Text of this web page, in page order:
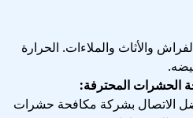
والأثاث والملاءات. الحرارة
الحشرات المحترفة:
الاتصال بشركة مكافحة حشرات